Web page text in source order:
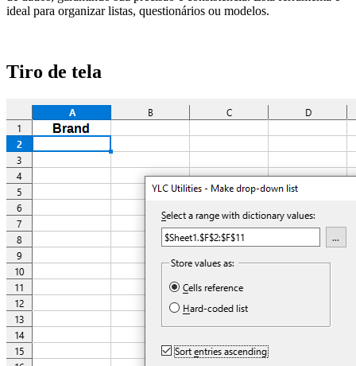
ideal para organizar listas, questionários ou modelos.
Tiro de tela